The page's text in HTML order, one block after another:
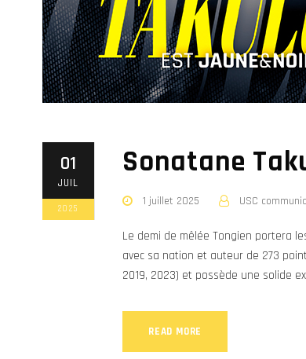
01
JUIL
2025
Sonatane
1 juillet 2025 USC
Le demi de mêlée Tongien portera
avec sa nation et auteur de 273
2019, 2023) et possède une solide
READ MORE